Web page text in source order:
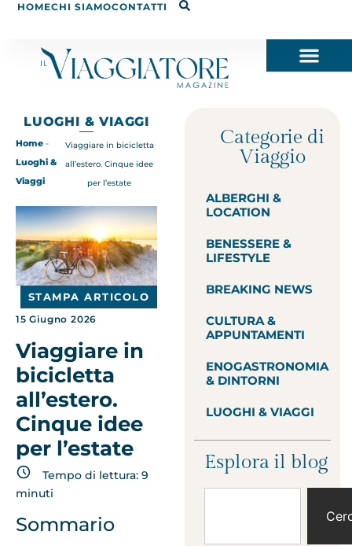
HOMECHI SIAMOCONTATTI
LUOGHI & VIAGGI
Home -
Luoghi &
Viaggi
Viaggiare in bicicletta
all’estero. Cinque idee
per l’estate
STAMPA ARTICOLO
15 Giugno 2026
Viaggiare in
bicicletta
all’estero.
Cinque idee
per l’estate
Tempo di lettura: 9
minuti
Sommario
Categorie di
Viaggio
ALBERGHI &
LOCATION
BENESSERE &
LIFESTYLE
BREAKING NEWS
CULTURA &
APPUNTAMENTI
ENOGASTRONOMIA
& DINTORNI
LUOGHI & VIAGGI
Esplora il blog